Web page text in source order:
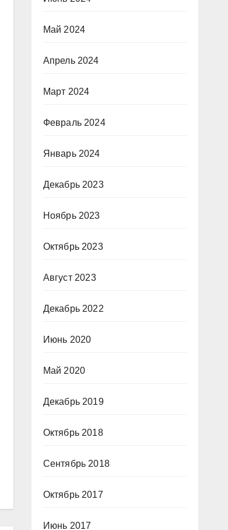
Май 2024
Апрель 2024
Март 2024
Февраль 2024
Январь 2024
Декабрь 2023
Ноябрь 2023
Октябрь 2023
Август 2023
Декабрь 2022
Июнь 2020
Май 2020
Декабрь 2019
Октябрь 2018
Сентябрь 2018
Октябрь 2017
Июнь 2017